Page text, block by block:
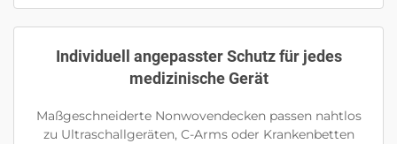
Individuell angepasster Schutz für jedes
medizinische Gerät
Maßgeschneiderte Nonwovendecken passen nahtlos
zu Ultraschallgeräten, C-Arms oder Krankenbetten